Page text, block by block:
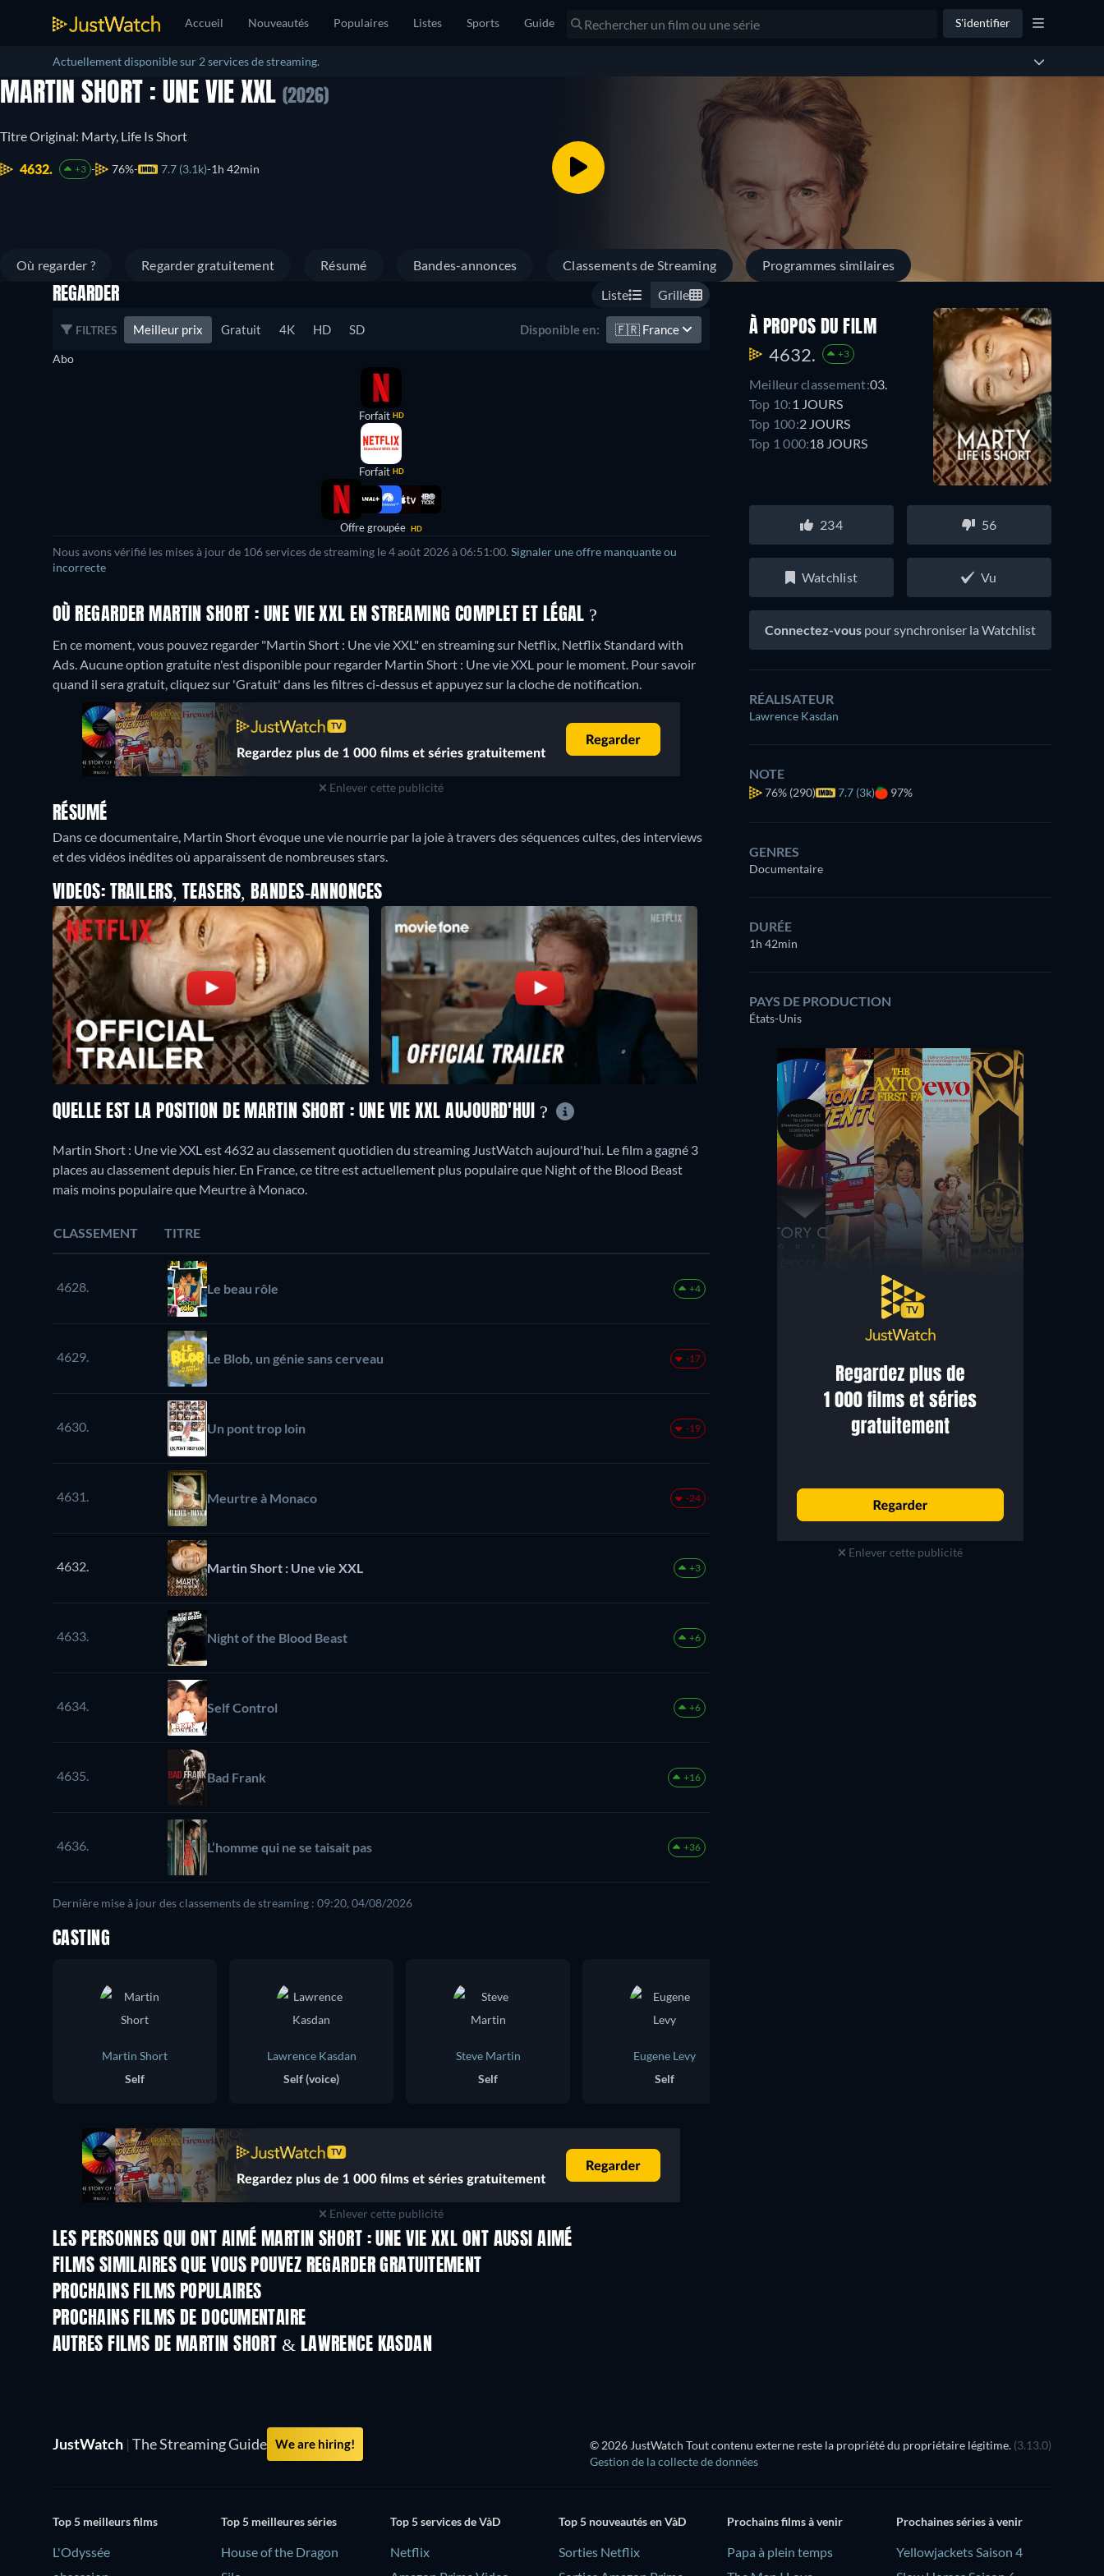
Accueil Nouveautés Populaires Listes Sports Guide S'identifier
Actuellement disponible sur 2 services de streaming.
MARTIN SHORT : UNE VIE XXL (2026)
Titre Original: Marty, Life Is Short
4632. +3 76% 7.7 (3.1k) 1h 42min
Où regarder ? Regarder gratuitement Résumé Bandes-annonces Classements de Streaming Programmes similaires
REGARDER Liste Grille
FILTRES Meilleur prix Gratuit 4K HD SD Disponible en: 🇫🇷 France
Abo
Forfait HD
Forfait HD
Offre groupée HD
Nous avons vérifié les mises à jour de 106 services de streaming le 4 août 2026 à 06:51:00. Signaler une offre manquante ou
incorrecte
OÙ REGARDER MARTIN SHORT : UNE VIE XXL EN STREAMING COMPLET ET LÉGAL ?
En ce moment, vous pouvez regarder "Martin Short : Une vie XXL" en streaming sur Netflix, Netflix Standard with
Ads.Aucune option gratuite n'est disponible pour regarder Martin Short : Une vie XXL pour le moment. Pour savoir
quand il sera gratuit, cliquez sur 'Gratuit' dans les filtres ci-dessus et appuyez sur la cloche de notification.
Enlever cette publicité
RÉSUMÉ
Dans ce documentaire, Martin Short évoque une vie nourrie par la joie à travers des séquences cultes, des interviews
et des vidéos inédites où apparaissent de nombreuses stars.
VIDEOS: TRAILERS, TEASERS, BANDES-ANNONCES
À PROPOS DU FILM
4632. +3
Meilleur classement:03.
Top 10: 1 JOURS
Top 100:2 JOURS
Top 1 000:18 JOURS
234 56
Watchlist Vu
Connectez-vous pour synchroniser la Watchlist
RÉALISATEUR
Lawrence Kasdan
NOTE
76% (290) 7.7 (3k) 97%
GENRES
Documentaire
DURÉE
1h 42min
PAYS DE PRODUCTION
États-Unis
Enlever cette publicité
QUELLE EST LA POSITION DE MARTIN SHORT : UNE VIE XXL AUJOURD'HUI ?
Martin Short : Une vie XXL est 4632 au classement quotidien du streaming JustWatch aujourd'hui. Le film a gagné 3
places au classement depuis hier. En France, ce titre est actuellement plus populaire que Night of the Blood Beast
mais moins populaire que Meurtre à Monaco.
CLASSEMENT TITRE
4628. Le beau rôle +4
4629. Le Blob, un génie sans cerveau -17
4630. Un pont trop loin -19
4631. Meurtre à Monaco -24
4632. Martin Short : Une vie XXL +3
4633. Night of the Blood Beast +6
4634. Self Control +6
4635. Bad Frank +16
4636. L’homme qui ne se taisait pas +36
Dernière mise à jour des classements de streaming : 09:20, 04/08/2026
CASTING
Martin Short
Self
Lawrence Kasdan
Self (voice)
Steve Martin
Self
Eugene Levy
Self
Enlever cette publicité
LES PERSONNES QUI ONT AIMÉ MARTIN SHORT : UNE VIE XXL ONT AUSSI AIMÉ
FILMS SIMILAIRES QUE VOUS POUVEZ REGARDER GRATUITEMENT
PROCHAINS FILMS POPULAIRES
PROCHAINS FILMS DE DOCUMENTAIRE
AUTRES FILMS DE MARTIN SHORT & LAWRENCE KASDAN
JustWatch | The Streaming Guide We are hiring! © 2026 JustWatch Tout contenu externe reste la propriété du propriétaire légitime. (3.13.0)
Gestion de la collecte de données
Top 5 meilleurs films
L'Odyssée
Top 5 meilleures séries
House of the Dragon
Top 5 services de VàD
Netflix
Top 5 nouveautés en VàD
Sorties Netflix
Prochains films à venir
‎Papa à plein temps
Prochaines séries à venir
Yellowjackets Saison 4